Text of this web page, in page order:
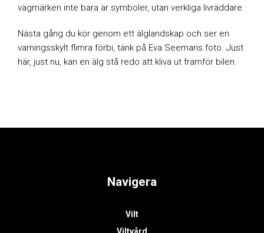
vägmärken inte bara är symboler, utan verkliga livräddare.
Nästa gång du kör genom ett älglandskap och ser en
varningsskylt flimra förbi, tänk på Eva Seemans foto. Just
här, just nu, kan en älg stå redo att kliva ut framför bilen.
Navigera
Vilt